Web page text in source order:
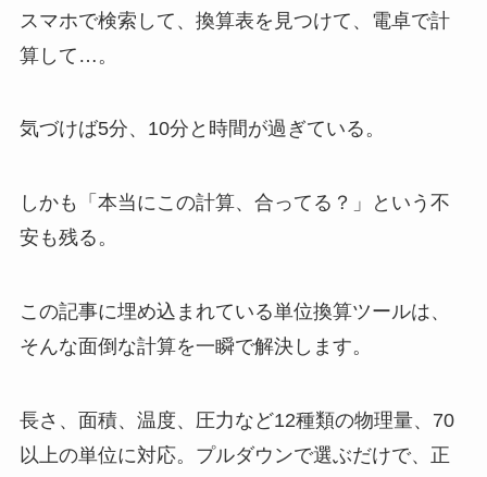
スマホで検索して、換算表を見つけて、電卓で計
算して…。
気づけば5分、10分と時間が過ぎている。
しかも「本当にこの計算、合ってる？」という不
安も残る。
この記事に埋め込まれている単位換算ツールは、
そんな面倒な計算を一瞬で解決します。
長さ、面積、温度、圧力など12種類の物理量、70
以上の単位に対応。プルダウンで選ぶだけで、正